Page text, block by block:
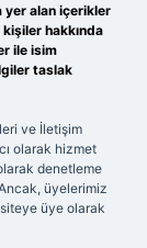
yer alan içerikler
hakkında
ile isim
taslak
ve İletişim
olarak hizmet
denetleme
üyelerimiz
üye olarak